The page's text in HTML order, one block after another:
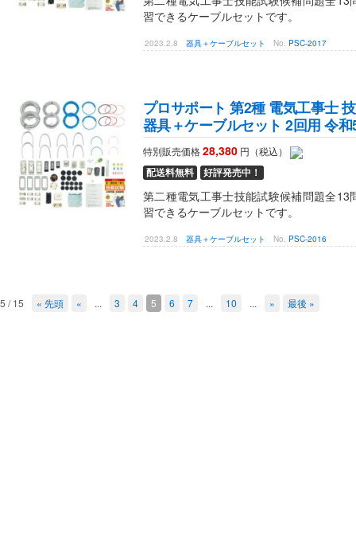
習できるケーブルセットです。
2023.2.8 器具＋ケーブルセット No. PSC-2017
プロサポート 第2種 電気工事士
器具＋ケーブルセット 2回用 令
特別販売価格28,380 円（税込）
配送料無料
好評発売中！
第二種電気工事士技能試験候補問題全
習できるケーブルセットです。
2023.2.8 器具＋ケーブルセット No. PSC-2016
5 / 15 « 先頭 « ... 3 4 5 6 7 ... 10 ... » 最後 »